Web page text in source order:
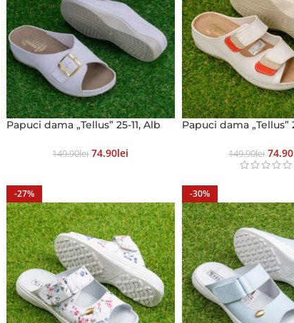
Papuci dama „Tellus” 25-11, Alb
149.90Lei 74.90Lei
Papuci dama „Tellus”
149.90Lei 74.90
-27% -30%